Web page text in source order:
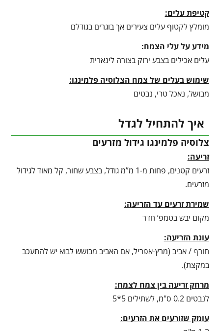
קטיפת עלים:
מומלץ לקטוף עלים צעירים אך בוגרים בגודלם
מידע על עלי הצמח:
עלים אכילים בצבע ירוק בצורה לינארית
שימוש בעלים של צמח הצלוסיה פלמינגו:
מבושל, נאכל טרי, נבטים
איך להתחיל לגדל
צלוסיה פלמינגו גידול מזרעים
זריעה:
זרעים קטנים, פחות מ-1 מ”מ גודל, בצבע שחור, קל מאוד לגידול
מזרעים.
שמירת זרעים עד הזריעה:
מקום יבש בטמפ’ חדר
עונת הזריעה:
חורף / אביב (מרץ-אפריל, אם האביב מבושש לבוא יש להתעכב
במקצת).
מרחק זריעה בין צמח לצמח:
לנבטים 0.2 ס"מ, לשתילים 5*5
עומק שזורעים את הזרעים: